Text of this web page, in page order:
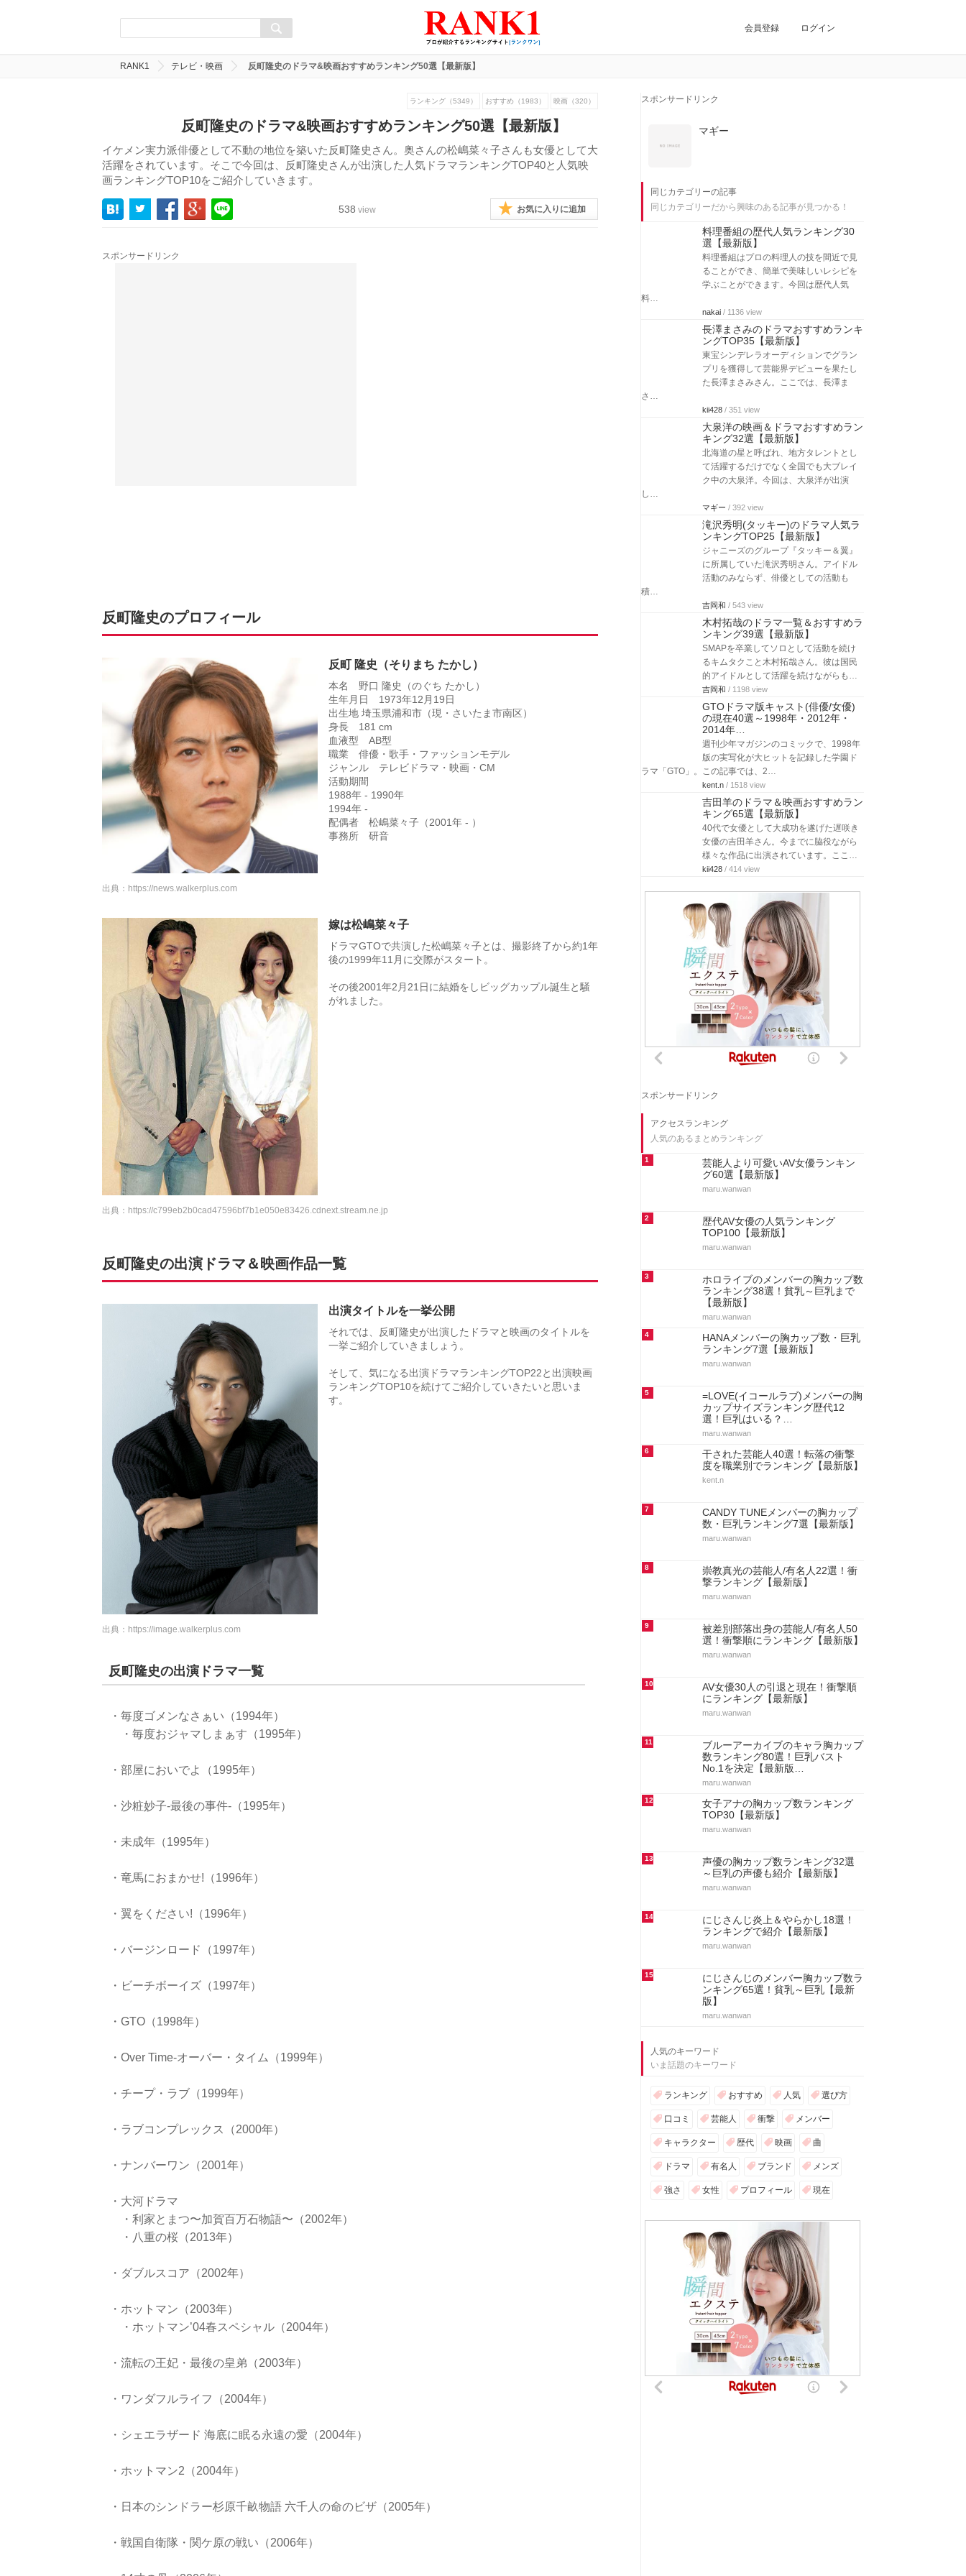
会員登録 ログイン
RANK1 テレビ・映画 反町隆史のドラマ&映画おすすめランキング50選【最新版】
ランキング（5349） おすすめ（1983） 映画（320）
反町隆史のドラマ&映画おすすめランキング50選【最新版】
イケメン実力派俳優として不動の地位を築いた反町隆史さん。奥さんの松嶋菜々子さんも女優として大
活躍をされています。そこで今回は、反町隆史さんが出演した人気ドラマランキングTOP40と人気映
画ランキングTOP10をご紹介していきます。
538 view お気に入りに追加
スポンサードリンク
反町隆史のプロフィール
反町 隆史（そりまち たかし）
本名 野口 隆史（のぐち たかし）
生年月日 1973年12月19日
出生地 埼玉県浦和市（現・さいたま市南区）
身長 181 cm
血液型 AB型
職業 俳優・歌手・ファッションモデル
ジャンル テレビドラマ・映画・CM
活動期間
1988年 - 1990年
1994年 -
配偶者 松嶋菜々子（2001年 - ）
事務所 研音
出典： https://news.walkerplus.com
嫁は松嶋菜々子
ドラマGTOで共演した松嶋菜々子とは、撮影終了から約1年
後の1999年11月に交際がスタート。
その後2001年2月21日に結婚をしビッグカップル誕生と騒
がれました。
出典： https://c799eb2b0cad47596bf7b1e050e83426.cdnext.stream.ne.jp
反町隆史の出演ドラマ＆映画作品一覧
出演タイトルを一挙公開
それでは、反町隆史が出演したドラマと映画のタイトルを
一挙ご紹介していきましょう。
そして、気になる出演ドラマランキングTOP22と出演映画
ランキングTOP10を続けてご紹介していきたいと思いま
す。
出典： https://image.walkerplus.com
反町隆史の出演ドラマ一覧
・毎度ゴメンなさぁい（1994年）
・毎度おジャマしまぁす（1995年）
・部屋においでよ（1995年）
・沙粧妙子-最後の事件-（1995年）
・未成年（1995年）
・竜馬におまかせ!（1996年）
・翼をください!（1996年）
・バージンロード（1997年）
・ビーチボーイズ（1997年）
・GTO（1998年）
・Over Time-オーバー・タイム（1999年）
・チープ・ラブ（1999年）
・ラブコンプレックス（2000年）
・ナンバーワン（2001年）
・大河ドラマ
・利家とまつ〜加賀百万石物語〜（2002年）
・八重の桜（2013年）
・ダブルスコア（2002年）
・ホットマン（2003年）
・ホットマン’04春スペシャル（2004年）
・流転の王妃・最後の皇弟（2003年）
・ワンダフルライフ（2004年）
・シェエラザード 海底に眠る永遠の愛（2004年）
・ホットマン2（2004年）
・日本のシンドラー杉原千畝物語 六千人の命のビザ（2005年）
・戦国自衛隊・関ケ原の戦い（2006年）
スポンサードリンク
マギー
同じカテゴリーの記事
同じカテゴリーだから興味のある記事が見つかる！
料理番組の歴代人気ランキング30
選【最新版】
料理番組はプロの料理人の技を間近で見
ることができ、簡単で美味しいレシピを
学ぶことができます。今回は歴代人気
料…
nakai / 1136 view
長澤まさみのドラマおすすめランキ
ングTOP35【最新版】
東宝シンデレラオーディションでグラン
プリを獲得して芸能界デビューを果たし
た長澤まさみさん。ここでは、長澤ま
さ…
kii428 / 351 view
大泉洋の映画＆ドラマおすすめラン
キング32選【最新版】
北海道の星と呼ばれ、地方タレントとし
て活躍するだけでなく全国でも大ブレイ
ク中の大泉洋。今回は、大泉洋が出演
し…
マギー / 392 view
滝沢秀明(タッキー)のドラマ人気ラ
ンキングTOP25【最新版】
ジャニーズのグループ『タッキー＆翼』
に所属していた滝沢秀明さん。アイドル
活動のみならず、俳優としての活動も
積…
吉岡和 / 543 view
木村拓哉のドラマ一覧＆おすすめラ
ンキング39選【最新版】
SMAPを卒業してソロとして活動を続け
るキムタクこと木村拓哉さん。彼は国民
的アイドルとして活躍を続けながらも…
吉岡和 / 1198 view
GTOドラマ版キャスト(俳優/女優)
の現在40選～1998年・2012年・
2014年…
週刊少年マガジンのコミックで、1998年
版の実写化が大ヒットを記録した学園ド
ラマ「GTO」。この記事では、2…
kent.n / 1518 view
吉田羊のドラマ＆映画おすすめラン
キング65選【最新版】
40代で女優として大成功を遂げた遅咲き
女優の吉田羊さん。今までに脇役ながら
様々な作品に出演されています。ここ…
kii428 / 414 view
スポンサードリンク
アクセスランキング
人気のあるまとめランキング
1
芸能人より可愛いAV女優ランキン
グ60選【最新版】
maru.wanwan
2
歴代AV女優の人気ランキング
TOP100【最新版】
maru.wanwan
3
ホロライブのメンバーの胸カップ数
ランキング38選！貧乳～巨乳まで
【最新版】
maru.wanwan
4
HANAメンバーの胸カップ数・巨乳
ランキング7選【最新版】
maru.wanwan
5
=LOVE(イコールラブ)メンバーの胸
カップサイズランキング歴代12
選！巨乳はいる？…
maru.wanwan
6
干された芸能人40選！転落の衝撃
度を職業別でランキング【最新版】
kent.n
7
CANDY TUNEメンバーの胸カップ
数・巨乳ランキング7選【最新版】
maru.wanwan
8
崇教真光の芸能人/有名人22選！衝
撃ランキング【最新版】
maru.wanwan
9
被差別部落出身の芸能人/有名人50
選！衝撃順にランキング【最新版】
maru.wanwan
10
AV女優30人の引退と現在！衝撃順
にランキング【最新版】
maru.wanwan
11
ブルーアーカイブのキャラ胸カップ
数ランキング80選！巨乳バスト
No.1を決定【最新版…
maru.wanwan
12
女子アナの胸カップ数ランキング
TOP30【最新版】
maru.wanwan
13
声優の胸カップ数ランキング32選
～巨乳の声優も紹介【最新版】
maru.wanwan
14
にじさんじ炎上＆やらかし18選！
ランキングで紹介【最新版】
maru.wanwan
15
にじさんじのメンバー胸カップ数ラ
ンキング65選！貧乳～巨乳【最新
版】
maru.wanwan
人気のキーワード
いま話題のキーワード
ランキング おすすめ 人気 選び方
口コミ 芸能人 衝撃 メンバー
キャラクター 歴代 映画 曲
ドラマ 有名人 ブランド メンズ
強さ 女性 プロフィール 現在